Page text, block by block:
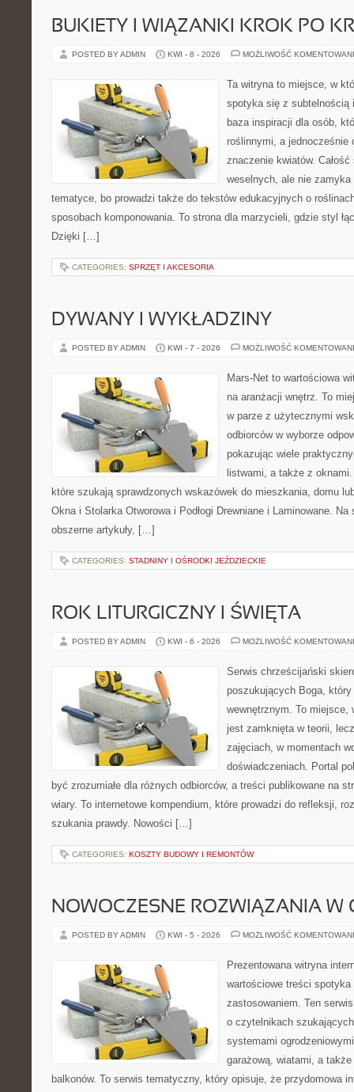
BUKIETY I WIĄZANKI KROK PO
POSTED BY ADMIN KWI - 8 - 2026 MOŻLIWOŚĆ
Ta witryna to miejsce, w
spotyka się z subtelnością
baza inspiracji dla osób,
roślinnymi, a jednocześnie
znaczenie kwiatów.
weselnych, ale nie zamyka
tematyce, bo prowadzi także do tekstów edukacyjnych o
sposobach komponowania. To strona dla marzycieli, gdzie styl
Dzięki […]
CATEGORIES: SPRZĘT I AKCESORIA
DYWANY I WYKŁADZINY
POSTED BY ADMIN KWI - 7 - 2026 MOŻLIWOŚĆ
Mars-Net to wartościowa
na aranżacji wnętrz. To
w parze z użytecznymi
odbiorców w wyborze
pokazując wiele
listwami, a także z
które szukają sprawdzonych wskazówek do mieszkania, domu
Okna i Stolarka Otworowa i Podłogi Drewniane i Laminowane.
obszerne artykuły, […]
CATEGORIES: STADNINY I OŚRODKI JEŹDZIECKIE
ROK LITURGICZNY I ŚWIĘTA
POSTED BY ADMIN KWI - 6 - 2026 MOŻLIWOŚĆ
Serwis chrześcijański
poszukujących Boga,
wewnętrznym. To miejsce,
jest zamknięta w teorii,
zajęciach, w momentach
doświadczeniach. Portal
być zrozumiałe dla różnych odbiorców, a treści publikowane na
wiary. To internetowe kompendium, które prowadzi do refleksji,
szukania prawdy. Nowości […]
CATEGORIES: KOSZTY BUDOWY I REMONTÓW
NOWOCZESNE ROZWIĄZANIA W
POSTED BY ADMIN KWI - 5 - 2026 MOŻLIWOŚĆ
Prezentowana witryna
wartościowe treści
zastosowaniem. Ten
o czytelnikach
systemami
garażową, wiatami, a
balkonów. To serwis tematyczny, który opisuje, że przydomowa